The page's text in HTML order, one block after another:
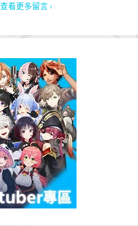
查看更多留言 ›